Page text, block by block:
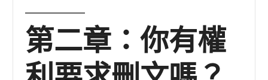
第二章：你有權